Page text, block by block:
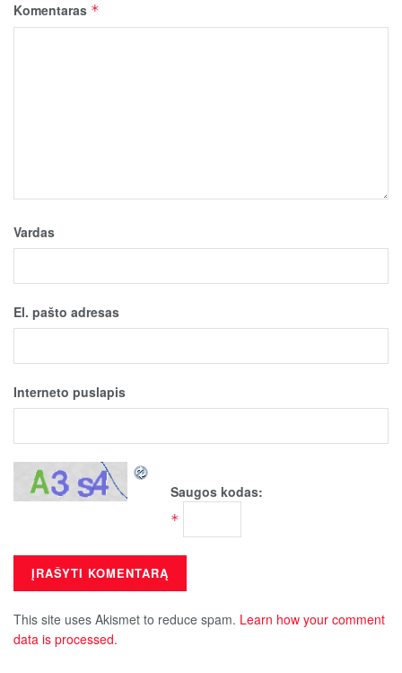
Komentaras *
Vardas
El. pašto adresas
Interneto puslapis
Saugos kodas:
*
This site uses Akismet to reduce spam. Learn how your comment
data is processed.